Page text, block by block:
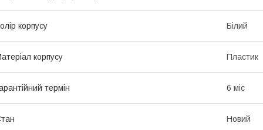
корпусу Білий
корпусу Пластик
термін 6 міс
Новий